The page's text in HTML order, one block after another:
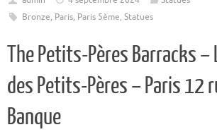
Bronze, Paris, Paris 5ème, Statues
The Petits-Pères Barracks –
des Petits-Pères – Paris 12
Banque